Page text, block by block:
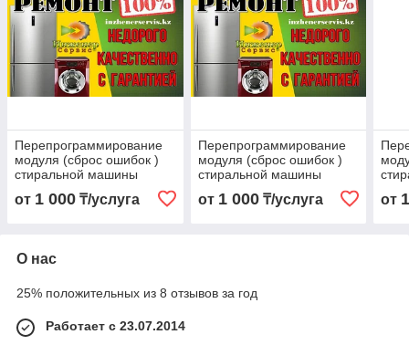
Перепрограммирование
модуля (сброс ошибок )
стиральной машины
BEKO/БЕКО
от 1 000 ₸/услуга
Перепрограммирование
модуля (сброс ошибок )
стиральной машины
Indesit/Индезит
от 1 000₸/услуга от
О нас
25% положительных из 8 отзывов за год
Работает с 23.07.2014